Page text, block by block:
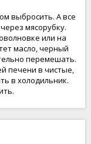
выбросить. А все
мясорубку.
или на
масло, черный
перемешать.
печени в чистые,
в холодильник.